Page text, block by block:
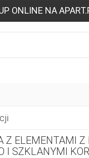
ONLINE NA
Z ELEMENTAMI Z
I SZKLANYMI